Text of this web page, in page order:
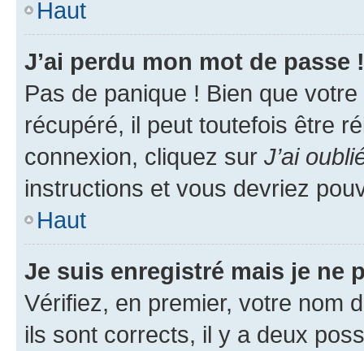
Haut
J’ai perdu mon mot de passe !
Pas de panique ! Bien que
récupéré, il peut toutefois être
connexion, cliquez sur J’ai
instructions et vous devriez
Haut
Je suis enregistré mais je ne
Vérifiez, en premier, votre nom
ils sont corrects, il y a deux